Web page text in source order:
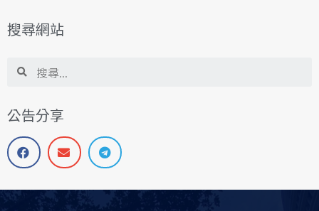
搜尋網站
公告分享